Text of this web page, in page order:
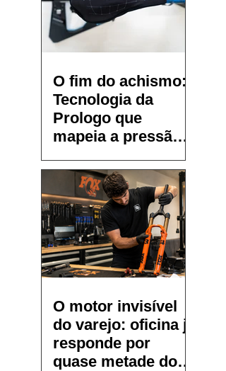
O fim do achismo:
Tecnologia da
Prologo que
mapeia a pressão
Brasil
O motor invisível
do varejo: oficina já
responde por
quase metade do